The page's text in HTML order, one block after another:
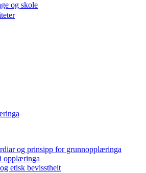
og skole
og prinsipp for grunnopplæringa
opplæringa
etisk bevisstheit